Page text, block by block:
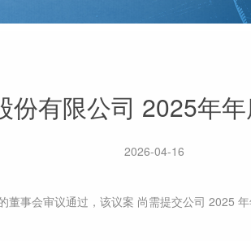
份有限公司 2025年
2026-04-16
事会审议通过，该议案 尚需提交公司 2025